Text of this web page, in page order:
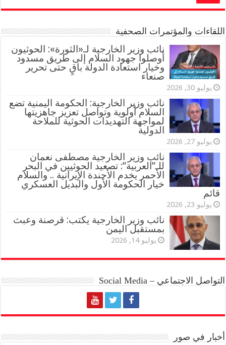
اللقاءات والمؤتمرات الصحفية
‏نائب وزير الخارجية لـ«الثورة»: الحوثيون
أوصلوا جهود السلام إلى طريق مسدود
وخيار استعادة الدولة باقٍ حتى تحرير
صنعاء
يوليو 30, 2026
نائب وزير الخارجية: الحكومة اليمنية تضع
السلام أولوية وتواصل تعزيز جاهزيتها
لمواجهة التهديدات الحوثية للملاحة
الدولية
يوليو 27, 2026
نائب وزير الخارجية مصطفى نعمان
للـ”العربية”: تصعيد الحوثيين في البحر
الأحمر يخدم الأجندة الإيرانية .. والسلام
خيار الحكومة الأول والبديل العسكري
قائم
يوليو 23, 2026
نائب وزير الخارجية يكتب: قرصنة وعبث
بمستقبل اليمن
يوليو 14, 2026
التواصل الاجتماعي – Social Media
أخبار في صور